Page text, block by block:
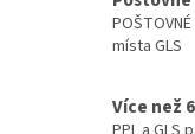
místa GLS
Více než